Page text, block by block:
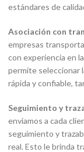
estándares de
Asociación con
empresas
con experiencia en
permite seleccionar
rápida y confiable,
Seguimiento y
enviamos a cada
seguimiento y
real. Esto le brinda